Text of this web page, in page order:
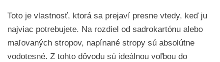
Toto je vlastnosť, ktorá sa prejaví presne vtedy, keď ju
najviac potrebujete. Na rozdiel od sadrokartónu alebo
maľovaných stropov, napínané stropy sú absolútne
vodotesné. Z tohto dôvodu sú ideálnou voľbou do